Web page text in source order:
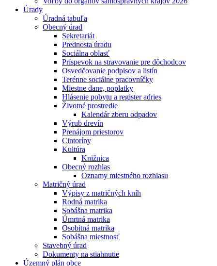
Úrady
Úradná tabuľa
Obecný úrad
Sekretariát
Prednosta úradu
Sociálna oblasť
Príspevok na stravovanie pre dôchodcov
Osvedčovanie podpisov a listín
Terénne sociálne pracovníčky
Miestne dane, poplatky
Hlásenie pobytu a register adries
Životné prostredie
Kalendár zberu odpadov
Výrub drevín
Prenájom priestorov
Cintoríny
Kultúra
Knižnica
Obecný rozhlas
Oznamy miestného rozhlasu
Matričný úrad
Výpisy z matričných kníh
Rodná matrika
Sobášna matrika
Úmrtná matrika
Osobitná matrika
Sobášna miestnosť
Stavebný úrad
Dokumenty na stiahnutie
Územný plán obce